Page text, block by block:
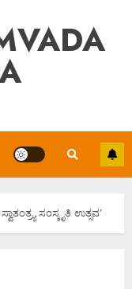
ಸಂಸ್ಕೃತಿ ಉತ್ಸವ’